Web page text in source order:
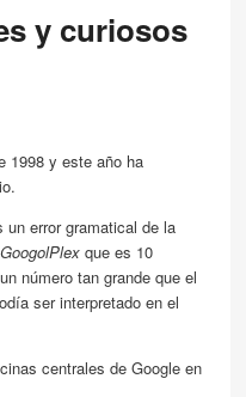
y curiosos
1998 y este año ha
un error gramatical de la
GoogolPlex que es 10
número tan grande que el
ser interpretado en el
centrales de Google en